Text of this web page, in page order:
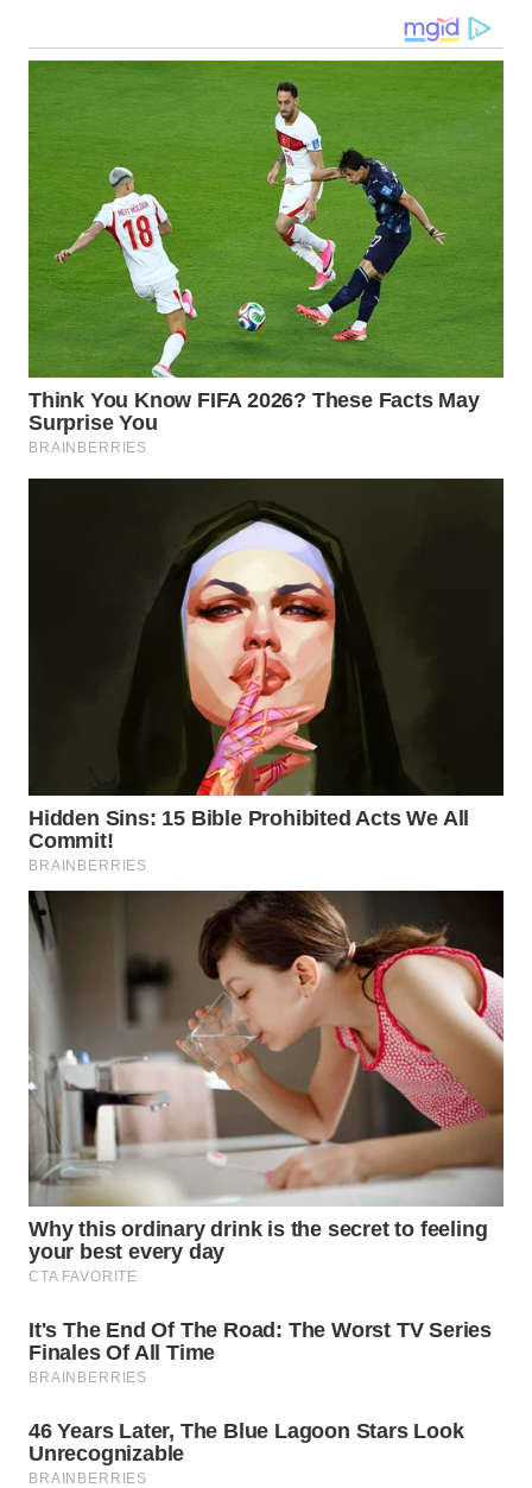
MALUKU
WN
MALUT
WN
DAIRI
WN
WN
TANJUNG
LESUNG
SIMALUNGUN
WN
LABUHANBATU
WN
TAPANULI
TENGAH
WN DELI
SERDANG
WN
TEBING
TINGGI